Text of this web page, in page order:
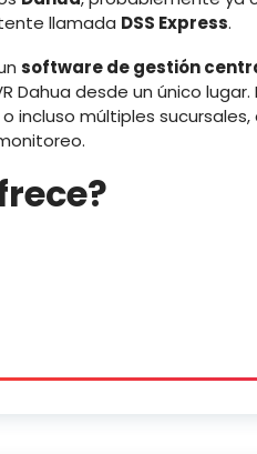
llamada DSS Express.
software de gestión
Dahua desde un único
incluso múltiples